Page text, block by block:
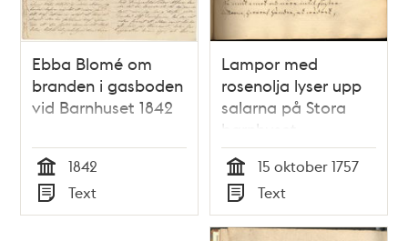
Ebba Blomé om
branden i gasboden
vid Barnhuset 1842
Tid
1842
Typ
Text
Lampor med
rosenolja lyser upp
salarna på Stora
barnhuset
Tid
15 oktober 1757
Typ
Text